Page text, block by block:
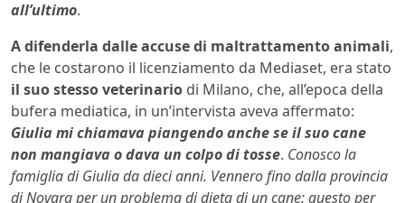
all’ultimo.
A difenderla dalle accuse di maltrattamento animali,
che le costarono il licenziamento da Mediaset, era stato
il suo stesso veterinario di Milano, che, all’epoca della
bufera mediatica, in un’intervista aveva affermato:
Giulia mi chiamava piangendo anche se il suo cane
non mangiava o dava un colpo di tosse. Conosco la
famiglia di Giulia da dieci anni. Vennero fino dalla provincia
di Novara per un problema di dieta di un cane: questo per